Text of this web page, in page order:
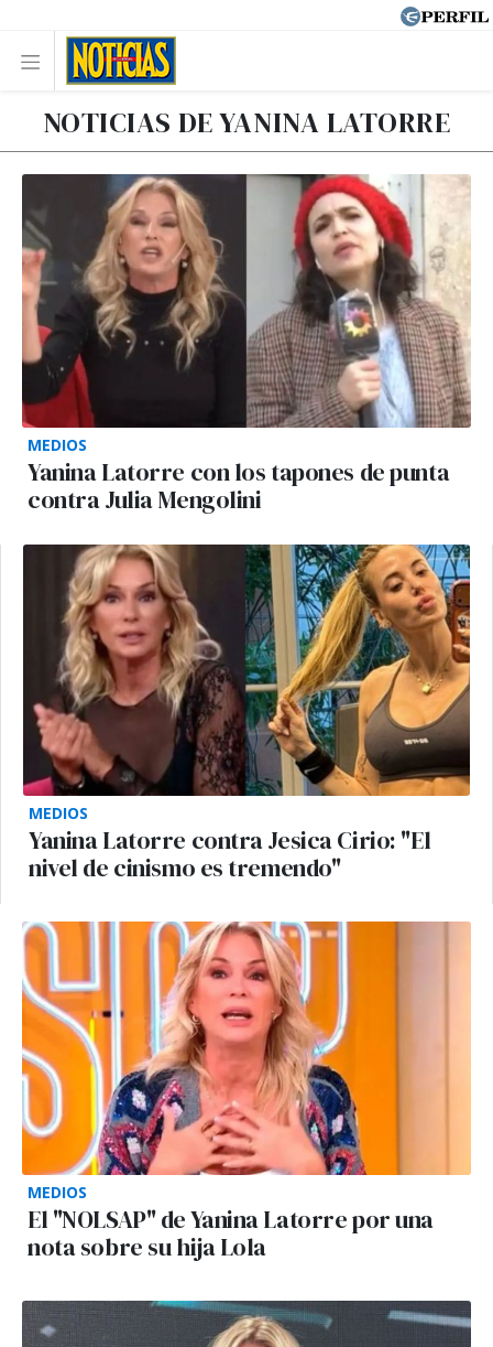
NOTICIAS DE YANINA LATORRE
MEDIOS
Yanina Latorre con los tapones de punta
contra Julia Mengolini
MEDIOS
Yanina Latorre contra Jesica Cirio: "El
nivel de cinismo es tremendo"
MEDIOS
El "NOLSAP" de Yanina Latorre por una
nota sobre su hija Lola